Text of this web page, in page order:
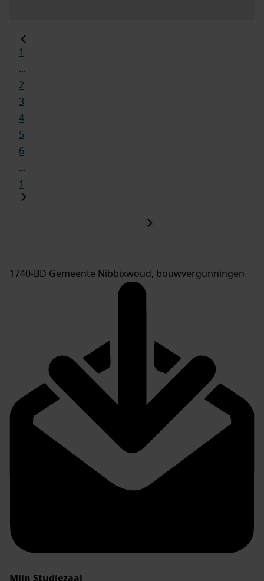
1
...
2
3
4
5
6
...
1
1740-BD Gemeente Nibbixwoud, bouwvergunningen
Mijn Studiezaal